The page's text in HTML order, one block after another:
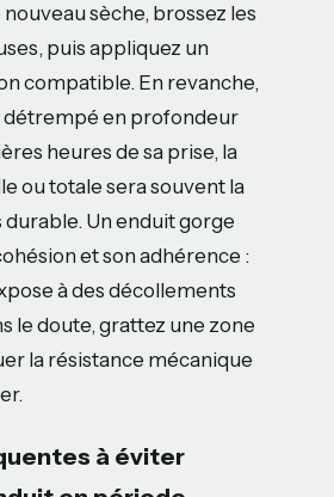
sèche, brossez les
puis appliquez un
compatible. En revanche,
détrempé en profondeur
heures de sa prise, la
ou totale sera souvent la
durable. Un enduit gorge
et son adhérence :
à des décollements
le doute, grattez une zone
la résistance mécanique
à éviter